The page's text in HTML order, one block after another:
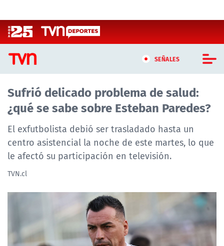
SEÑALES
CASTING MASTERCHEF CHILE
CASTING TVN VERTICAL
TVN VERTICAL
TVN PLAY
NTV
Sufrió delicado problema de salud:
¿qué se sabe sobre Esteban Paredes?
El exfutbolista debió ser trasladado hasta un
centro asistencial la noche de este martes, lo que
le afectó su participación en televisión.
TVN.cl